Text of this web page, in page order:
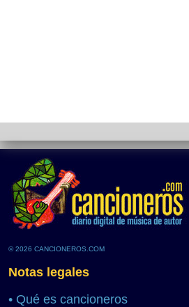
© 2026 CANCIONEROS.COM
Notas legales
• Qué es cancioneros